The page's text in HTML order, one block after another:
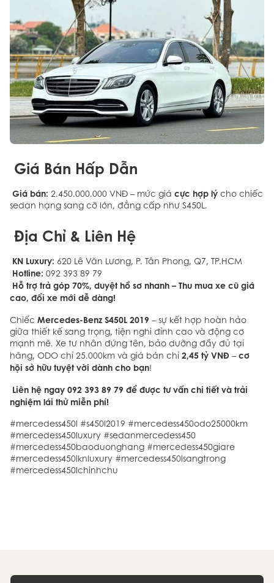
Giá Bán Hấp Dẫn
Giá bán: 2.450.000.000 VNĐ – mức giá cực hợp lý cho chiếc
sedan hạng sang cỡ lớn, đẳng cấp như S450L.
Địa Chỉ & Liên Hệ
KN Luxury: 620 Lê Văn Lương, P. Tân Phong, Q7, TP.HCM
Hotline: 092 393 89 79
Hỗ trợ trả góp 70%, duyệt hồ sơ nhanh – Thu mua xe cũ giá
cao, đổi xe mới dễ dàng!
Chiếc Mercedes-Benz S450L 2019 – sự kết hợp hoàn hảo
giữa thiết kế sang trọng, tiện nghi đỉnh cao và động cơ
mạnh mẽ. Xe tư nhân đứng tên, bảo dưỡng đầy đủ tại
hãng, ODO chỉ 25.000km và giá bán chỉ 2,45 tỷ VNĐ –cơ
hội sở hữu tuyệt vời dành cho bạn!
Liên hệ ngay 092 393 89 79 để được tư vấn chi tiết và trải
nghiệm lái thử miễn phí!
#mercedess450l #s450l2019 #mercedess450odo25000km
#mercedess450luxury #sedanmercedess450
#mercedess450baoduonghang #mercedess450giare
#mercedess450lknluxury #mercedess450lsangtrong
#mercedess450lchinhchu